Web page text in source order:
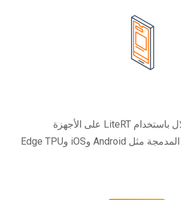
قم بتشغيل الاستدلال باستخدام LiteRT على الأجهزة
المحمولة والأجهزة المدمجة مثل Android وiOS وEdge TPU